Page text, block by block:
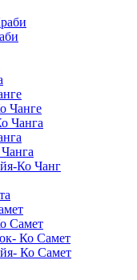
Чанге
Чанга
Ко Чанг
Самет
Ко Самет
Ко Самет